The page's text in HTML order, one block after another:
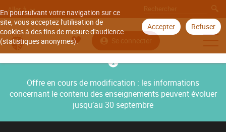
En poursuivant votre navigation sur ce
site, vous acceptez l'utilisation de
cookies à des fins de mesure d'audience
(statistiques anonymes).
Accepter Refuser
Aller à
Se connecter
Offre en cours de modification : les informations
concernant le contenu des enseignements peuvent évoluer
jusqu’au 30 septembre